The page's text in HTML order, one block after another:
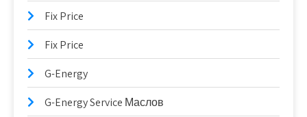
Fix Price
Fix Price
G-Energy
G-Energy Service Маслов